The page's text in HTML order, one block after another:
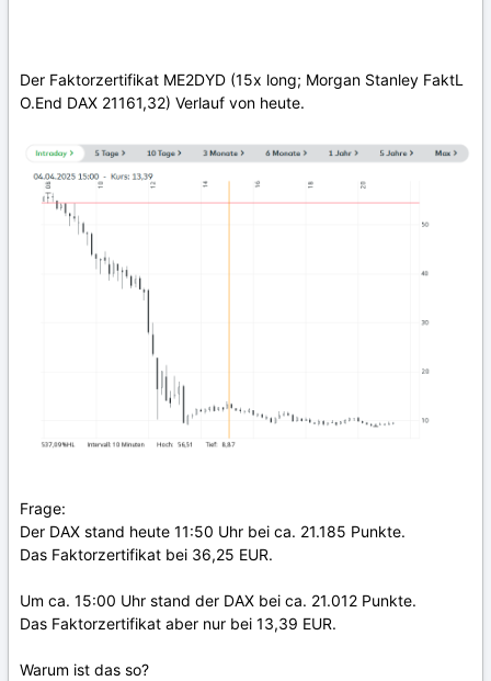
Der Faktorzertifikat ME2DYD (15x long; Morgan Stanley FaktL
O.End DAX 21161,32) Verlauf von heute.
Frage:
Der DAX stand heute 11:50 Uhr bei ca. 21.185 Punkte.
Das Faktorzertifikat bei 36,25 EUR.
Um ca. 15:00 Uhr stand der DAX bei ca. 21.012 Punkte.
Das Faktorzertifikat aber nur bei 13,39 EUR.
Warum ist das so?